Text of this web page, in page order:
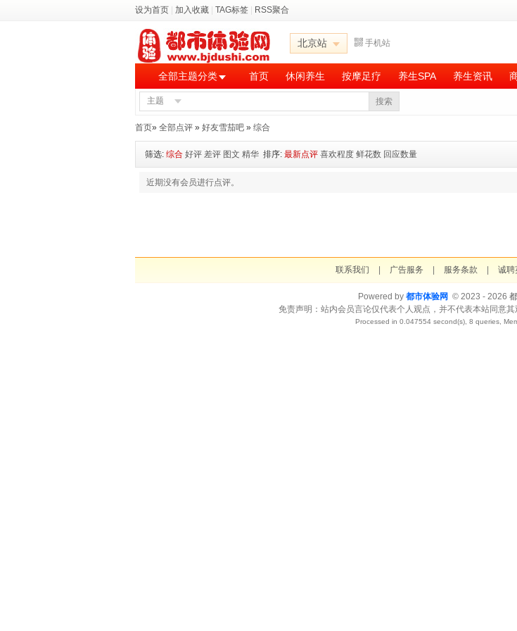
设为首页 加入收藏 TAG标签 RSS聚合
北京站 手机站
全部主题分类 首页 休闲养生 按摩足疗 养生SPA 养生资讯
主题 搜索
首页» 全部点评 » 好友雪茄吧 » 综合
筛选: 综合 好评 差评 图文 精华 排序: 最新点评 喜欢程度 鲜花数 回应数量
近期没有会员进行点评。
联系我们 广告服务 服务条款 诚聘
Powered by 都市体验网 © 2023 - 2026
免责声明：站内会员言论仅代表个人观点，并不代表本站同意其
Processed in 0.047554 second(s), 8 queries,